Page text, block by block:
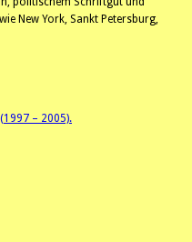
New York, Sankt Petersburg,